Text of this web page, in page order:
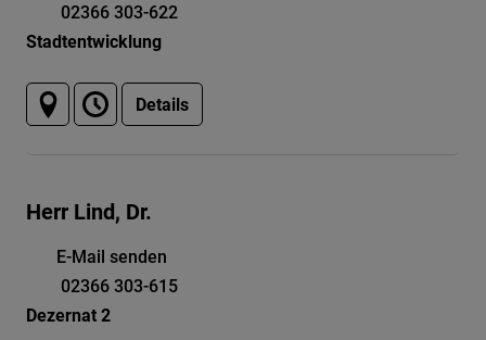
02366 303-622
Stadtentwicklung
Details
Herr Lind, Dr.
E-Mail senden
02366 303-615
Dezernat 2